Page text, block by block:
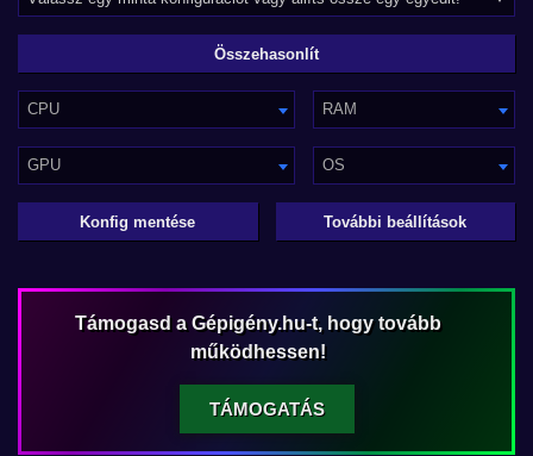
CPU RAM
GPU OS
Konfig mentése További beállítások
Támogasd a Gépigény.hu-t, hogy tovább
működhessen!
TÁMOGATÁS